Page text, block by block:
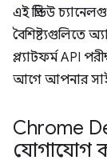
এই প্রিভিউ
বৈশিষ্ট্যগুলিতে
প্ল্যাটফর্ম API
আগে আপনার
Chrome
যোগাযোগ